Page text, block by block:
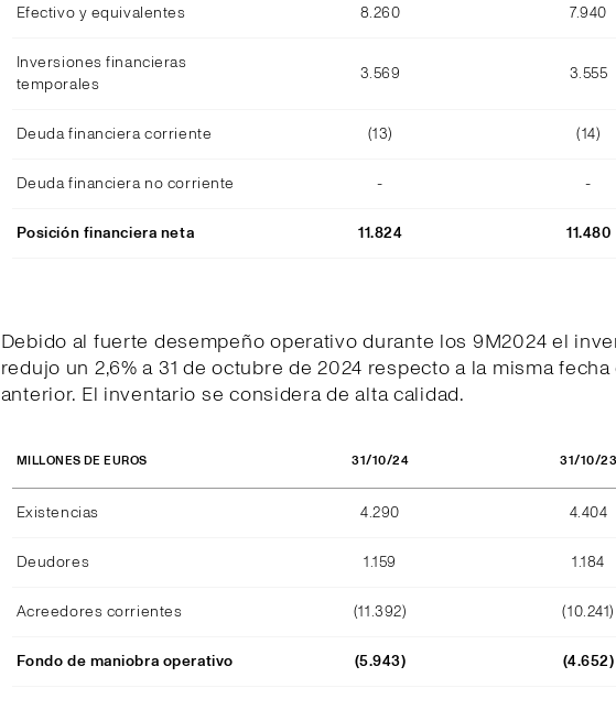
Efectivo y equivalentes 8.260 7.940
Inversiones financieras
temporales
3.569 3.555
Deuda financiera corriente (13) (14)
Deuda financiera no corriente - -
Posición financiera neta 11.824 11.480
Debido al fuerte desempeño operativo durante los 9M2024 el
redujo un 2,6% a 31 de octubre de 2024 respecto a la misma
anterior. El inventario se considera de alta calidad.
MILLONES DE EUROS 31/10/24 31/10/23
Existencias 4.290 4.404
Deudores 1.159 1.184
Acreedores corrientes (11.392) (10.241)
Fondo de maniobra operativo (5.943) (4.652)